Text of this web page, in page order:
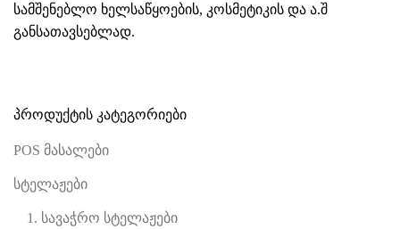
პროდუქტის კატეგორიები
POS მასალები
სტელაჟები
1. სავაჭრო სტელაჟები
სამშენებლო ხელსაწყოების, კოსმეტიკის და ა.შ
განსათავსებლად.